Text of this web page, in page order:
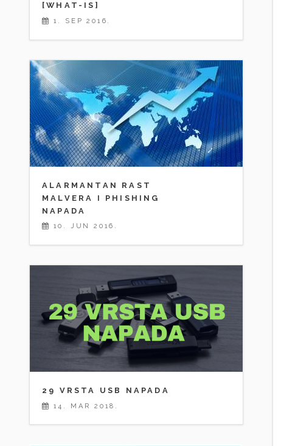
[WHAT-IS]
1. SEP 2016.
ALARMANTAN RAST
MALVERA I PHISHING
NAPADA
10. JUN 2016.
29 VRSTA USB NAPADA
14. MAR 2018.